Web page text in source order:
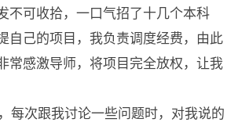
不可收拾，一口气招了十几个本科
自己的项目，我负责调度经费，由此
常感激导师，将项目完全放权，让我
次跟我讨论一些问题时，对我说的